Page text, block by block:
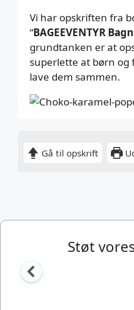
Gå til opskrift
Vi har opskriften fra
“BAGEEVENTYR
grundtanken er at
superlette at børn
lave dem sammen.
Støt